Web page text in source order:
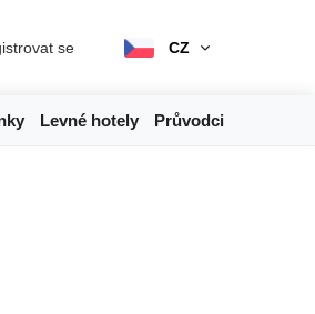
se CZ
Levné hotely Průvodci